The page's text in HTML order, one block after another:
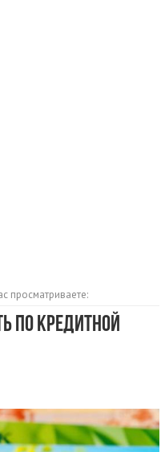
просматриваете:
по кредитной